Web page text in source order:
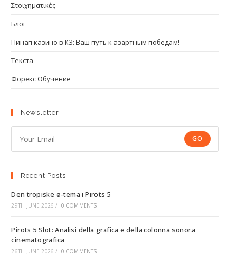
Στοιχηματικές
Блог
Пинап казино в КЗ: Ваш путь к азартным победам!
Текста
Форекс Обучение
Newsletter
GO
Recent Posts
Den tropiske ø-tema i Pirots 5
29TH JUNE 2026 / 0 COMMENTS
Pirots 5 Slot: Analisi della grafica e della colonna sonora
cinematografica
26TH JUNE 2026 / 0 COMMENTS